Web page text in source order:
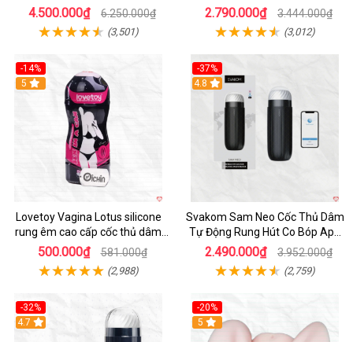
Thước Như Thật
4.500.000₫ 6.250.000₫
(3,501)
2.790.000₫ 3.444.000₫
(3,012)
-14%
Hot
5
Lovetoy Vagina Lotus silicone
rung êm cao cấp cốc thủ dâm
nam
500.000₫ 581.000₫
(2,988)
-37%
4.8
Svakom Sam Neo Cốc Thủ Dâm
Tự Động Rung Hút Co Bóp App
Điều Khiển
2.490.000₫ 3.952.000₫
(2,759)
-32%
Hot
4.7
-20%
Hot
5